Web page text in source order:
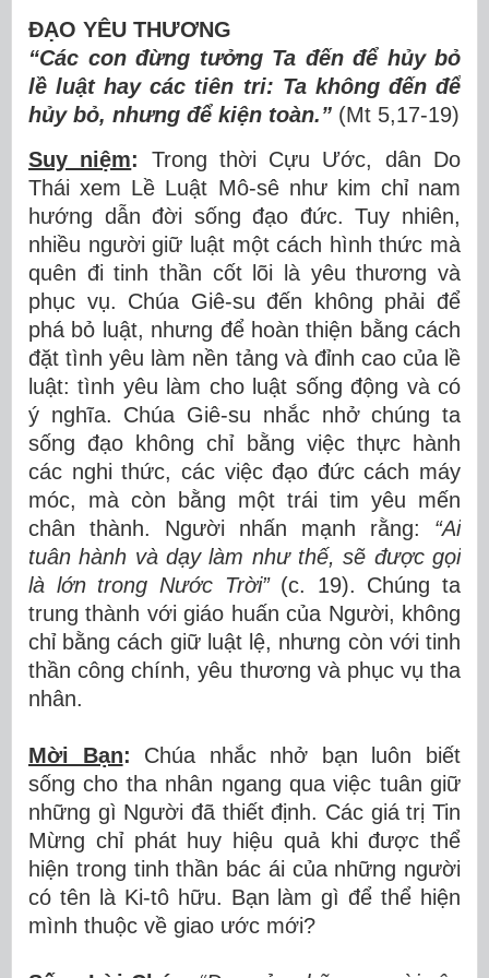
ĐẠO YÊU THƯƠNG
“Các con đừng tưởng Ta đến để hủy bỏ
lề luật hay các tiên tri: Ta không đến để
hủy bỏ, nhưng để kiện toàn.” (Mt 5,17-19)
Suy niệm:
Trong thời Cựu Ước, dân Do
Thái xem Lề Luật Mô-sê như kim chỉ nam
hướng dẫn đời sống đạo đức. Tuy nhiên,
nhiều người giữ luật một cách hình thức mà
quên đi tinh thần cốt lõi là yêu thương và
phục vụ. Chúa Giê-su đến không phải để
phá bỏ luật, nhưng để hoàn thiện bằng cách
đặt tình yêu làm nền tảng và đỉnh cao của lề
luật: tình yêu làm cho luật sống động và có
ý nghĩa. Chúa Giê-su nhắc nhở chúng ta
sống đạo không chỉ bằng việc thực hành
các nghi thức, các việc đạo đức cách máy
móc, mà còn bằng một trái tim yêu mến
chân thành. Người nhấn mạnh rằng: “Ai
tuân hành và dạy làm như thế, sẽ được gọi
là lớn trong Nước Trời”(c. 19). Chúng ta
trung thành với giáo huấn của Người, không
chỉ bằng cách giữ luật lệ, nhưng còn với tinh
thần công chính, yêu thương và phục vụ tha
nhân.
Mời Bạn: Chúa nhắc nhở bạn luôn biết
sống cho tha nhân ngang qua việc tuân giữ
những gì Người đã thiết định. Các giá trị Tin
Mừng chỉ phát huy hiệu quả khi được thể
hiện trong tinh thần bác ái của những người
có tên là Ki-tô hữu. Bạn làm gì để thể hiện
mình thuộc về giao ước mới?